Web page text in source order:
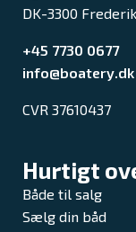
DK-3300
+45 7730 0677
info@boatery.dk
CVR 37610437
Hurtigt
Både til salg
Sælg din båd